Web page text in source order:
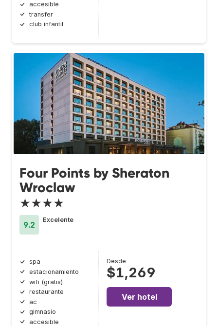
accesible
transfer
club infantil
Four Points by Sheraton
Wroclaw
★★★★
9.2
Excelente
spa
estacionamiento
wifi (gratis)
restaurante
ac
gimnasio
accesible
Desde
$1,269
Ver hotel